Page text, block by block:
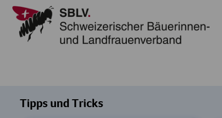
Tipps und Tricks